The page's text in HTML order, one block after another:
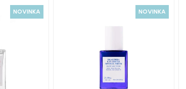
NOVINKA NOVINKA